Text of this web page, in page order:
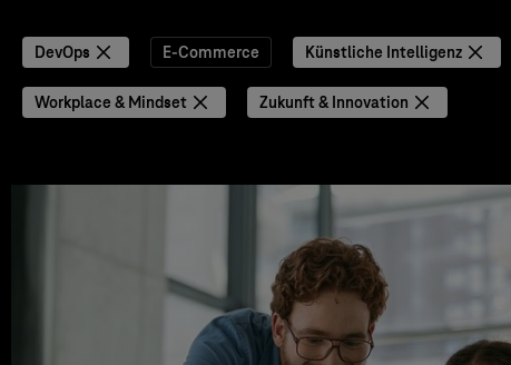
DevOps E-Commerce Künstliche Intelligenz
Workplace & Mindset Zukunft & Innovation